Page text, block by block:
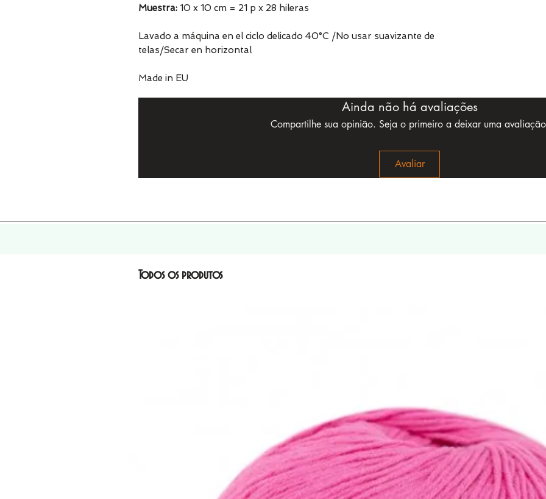
Muestra: 10 x 10 cm = 21 p x 28 hileras
Lavado a máquina en el ciclo delicado 40°C /No usar suavizante de
telas/Secar en horizontal
Made in EU
Ainda não há avaliações
Compartilhe sua opinião. Seja o primeiro a deixar uma
Avaliar
Todos os produtos